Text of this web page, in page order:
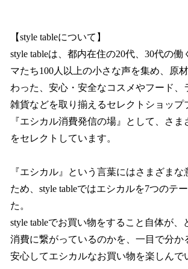
【style tableについて】
style tableは、都内在住の20代、30代の働
マたち100人以上の小さな声を集め、原
わった、安心・安全なコスメやフード、
雑貨などを取り揃えるセレクトショップ
『エシカル消費発信の場』として、さま
をセレクトしています。
『エシカル』という言葉にはさまざまな
ため、style tableではエシカルを7つのテ
た。
style tableでお買い物をすること自体が、
消費に繋がっているのかを、一目で分か
安心してエシカルなお買い物を楽しんで